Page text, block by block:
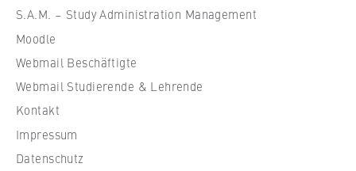
i
r
t
c
h
S.A.M. – Study Administration Management
Moodle
Webmail Beschäftigte
Webmail Studierende & Lehrende
Kontakt
Impressum
Datenschutz